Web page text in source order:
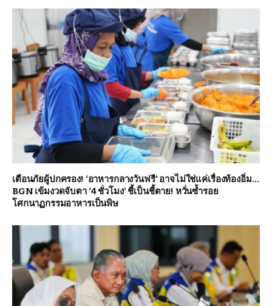
เตือนภัยผู้ปกครอง! ‘อาหารกลางวันฟรี’ อาจไม่ใช่แค่เรื่องท้องอิ่ม…
BGN เข้มงวดจับตา ‘4 ชั่วโมง’ ชี้เป็นชี้ตาย! หวั่นซ้ำรอย
โศกนาฏกรรมอาหารเป็นพิษ